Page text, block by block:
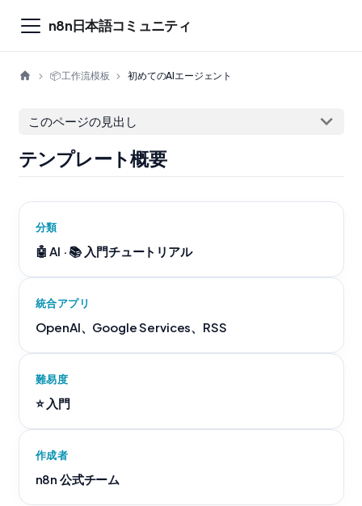
n8n日本語コミュニティ
📦 工作流模板 初めてのAIエージェント
このページの見出し
テンプレート概要
分類
🤖 AI · 📚 入門チュートリアル
統合アプリ
OpenAI、Google Services、RSS
難易度
⭐ 入門
作成者
n8n 公式チーム